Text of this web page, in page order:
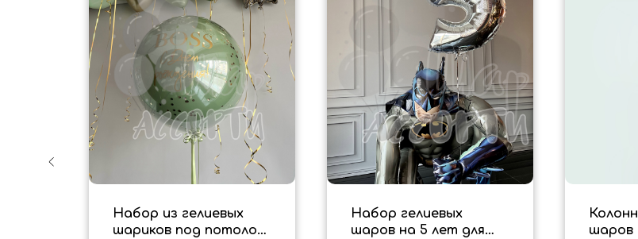
Набор из гелиевых
шариков под потолок
Набор гелиевых
шаров на 5 лет для
шаров